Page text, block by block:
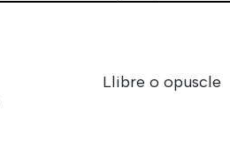
Llibre o opuscle